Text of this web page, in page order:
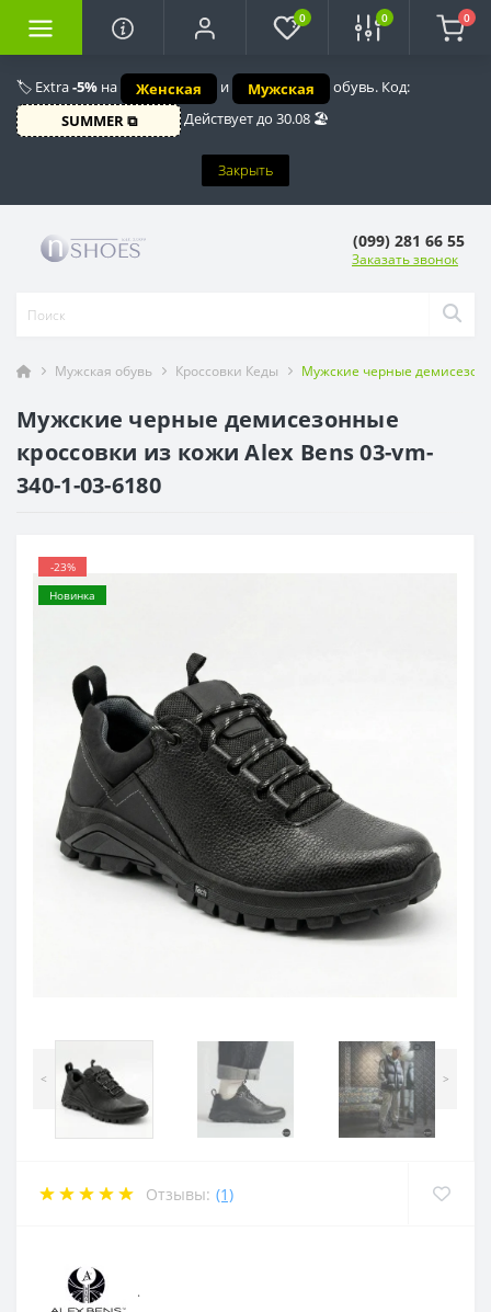
🏷️ Extra-5% на Женская и Мужская
обувь. Код:
SUMMER ⧉
Действует до 30.08 🏖️
Закрыть
0 0 0
(099) 281 66 55
Заказать звонок
Мужская обувь Кроссовки Кеды Мужские черные
Мужские черные демисезонные
кроссовки из кожи Alex Bens 03-vm-
340-1-03-6180
-23%
Новинка
< >
Отзывы: (1)
.